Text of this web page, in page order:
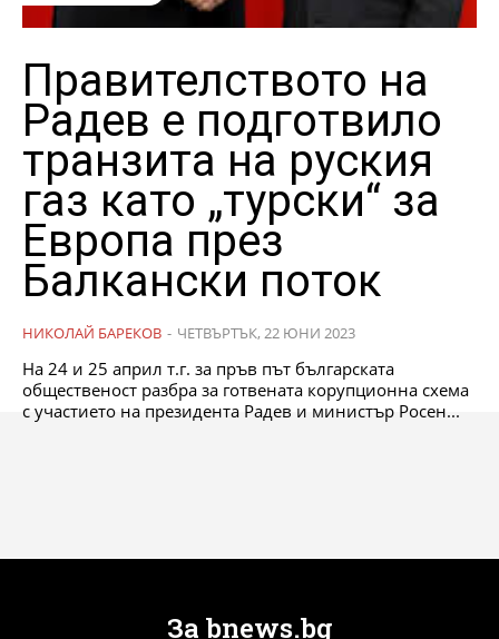
Правителството на
Радев е подготвило
транзита на руския
газ като „турски“ за
Европа през
Балкански поток
НИКОЛАЙ БАРЕКОВ - ЧЕТВЪРТЪК, 22 ЮНИ 2023
На 24 и 25 април т.г. за пръв път българската
общественост разбра за готвената корупционна схема
с участието на президента Радев и министър Росен...
За bnews.bg